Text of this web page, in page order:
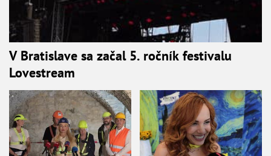
V Bratislave sa začal 5. ročník festivalu
Lovestream